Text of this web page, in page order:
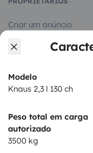
Modelo
Knaus 2,3 l 130 ch
Peso total em carga
autorizado
3500 kg
Criar um anúncio
Contrato de aluguer
Assistências de aluguer